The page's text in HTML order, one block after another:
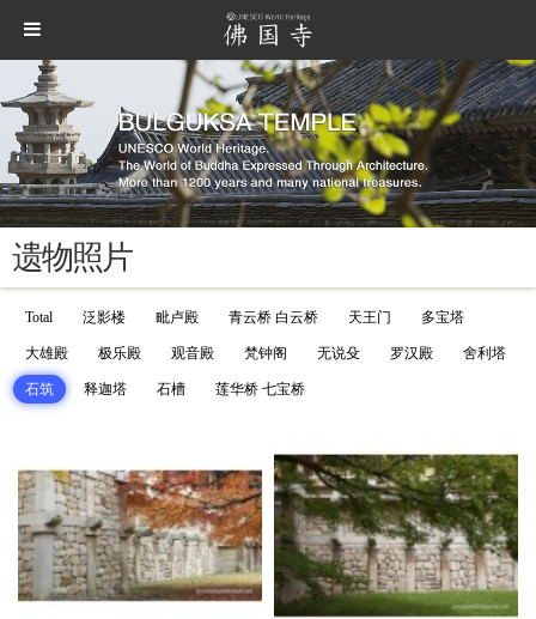
遗物照片
Total 泛影楼 毗卢殿 青云桥 白云桥 天王门 多宝塔
大雄殿 极乐殿 观音殿 梵钟阁 无说殳 罗汉殿 舍利塔
石筑 释迦塔 石槽 莲华桥 七宝桥